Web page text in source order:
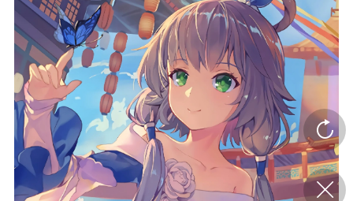
ss
资讯
区发布非法内容 发现立即永久封号
官方公告